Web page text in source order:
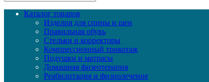
Каталог товаров
Изделия для спины и шеи
Правильная обувь
Стельки и корректоры
Компрессионный трикотаж
Подушки и матрасы
Домашняя физеотерапия
Реабилитация и физиолечение